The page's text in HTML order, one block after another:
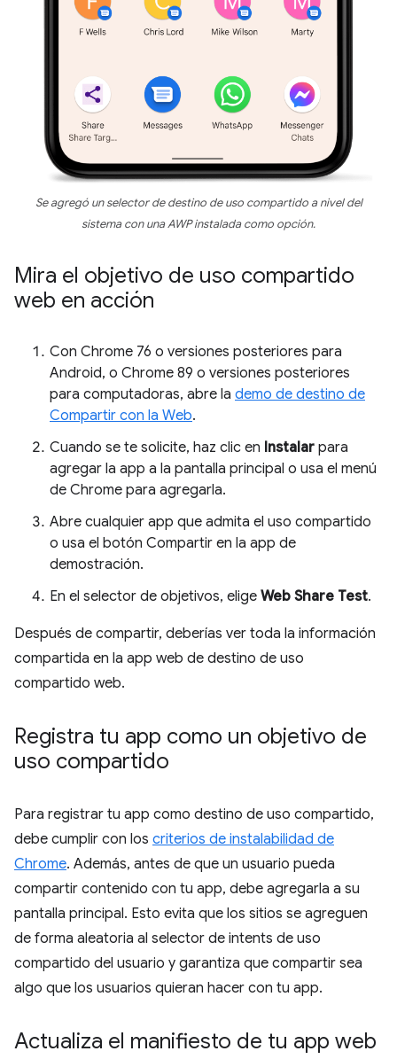
Se agregó un selector de destino de uso compartido a nivel del
sistema con una AWP instalada como opción.
Mira el objetivo de uso compartido
web en acción
Con Chrome 76 o versiones posteriores para
Android, o Chrome 89 o versiones posteriores
para computadoras, abre la demo de destino de
Compartir con la Web.
Cuando se te solicite, haz clic en Instalar para
agregar la app a la pantalla principal o usa el menú
de Chrome para agregarla.
Abre cualquier app que admita el uso compartido
o usa el botón Compartir en la app de
demostración.
En el selector de objetivos, elige Web Share Test.
Después de compartir, deberías ver toda la información
compartida en la app web de destino de uso
compartido web.
Registra tu app como un objetivo de
uso compartido
Para registrar tu app como destino de uso compartido,
debe cumplir con los criterios de instalabilidad de
Chrome. Además, antes de que un usuario pueda
compartir contenido con tu app, debe agregarla a su
pantalla principal. Esto evita que los sitios se agreguen
de forma aleatoria al selector de intents de uso
compartido del usuario y garantiza que compartir sea
algo que los usuarios quieran hacer con tu app.
Actualiza el manifiesto de tu app web